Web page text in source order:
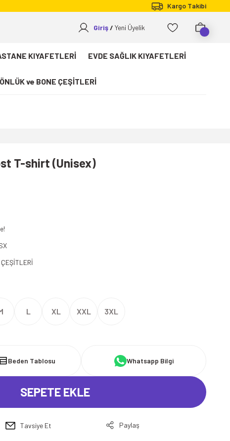
Kargo Takibi
Giriş Yeni Üyelik
KIYAFETLERİ EVDE SAĞLIK KIYAFETLERİ
ÖNLÜK ve BONE ÇEŞİTLERİ
T-shirt (Unisex)
L XL XXL 3XL
Beden Tablosu Whatsapp Bilgi
SEPETE EKLE
Tavsiye Et Paylaş